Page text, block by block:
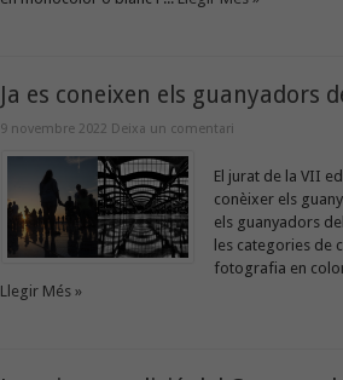
Ja es coneixen els guanyadors
9 novembre 2022 Deixa un comentari
El jurat de la VII
conèixer els
els guanyadors
les categories de
fotografia en
Llegir Més »